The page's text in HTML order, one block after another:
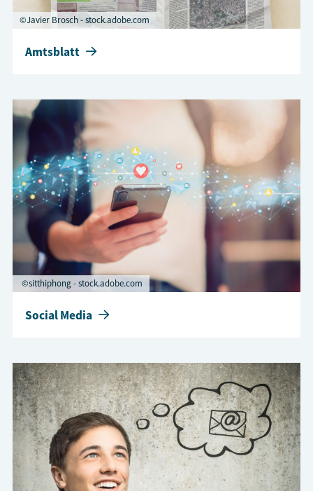
©Javier Brosch - stock.adobe.com
Amtsblatt
©sitthiphong - stock.adobe.com
Social Media